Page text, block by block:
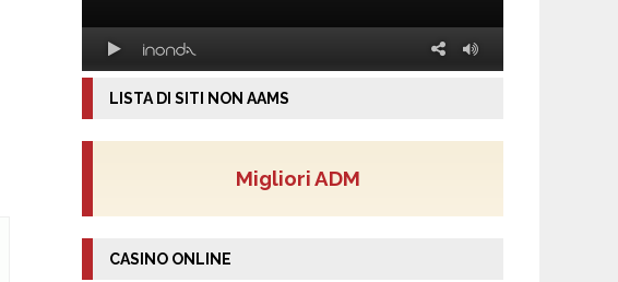
LISTA DI SITI NON AAMS
Migliori ADM
CASINO ONLINE